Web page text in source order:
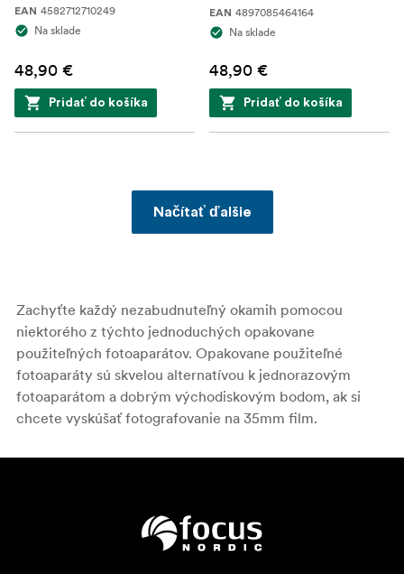
EAN 4582712710249
Na sklade
48,90 €
Pridať do košíka
EAN 4897085464164
Na sklade
48,90 €
Pridať do košíka
Načítať ďalšie
Zachyťte každý nezabudnuteľný okamih pomocou
niektorého z týchto jednoduchých opakovane
použiteľných fotoaparátov. Opakovane použiteľné
fotoaparáty sú skvelou alternatívou k jednorazovým
fotoaparátom a dobrým východiskovým bodom, ak si
chcete vyskúšať fotografovanie na 35mm film.